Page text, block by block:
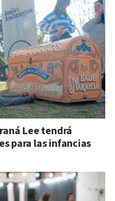
Lee tendrá
para las infancias